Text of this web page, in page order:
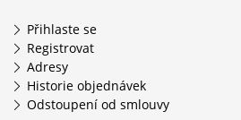
Přihlaste se
Registrovat
Adresy
Historie objednávek
Odstoupení od smlouvy